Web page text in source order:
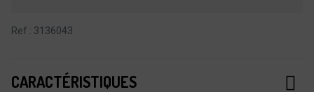
Ref : 3136043
CARACTÉRISTIQUES